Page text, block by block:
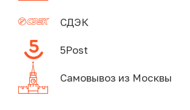
СДЭК
5Post
Самовывоз из Москвы